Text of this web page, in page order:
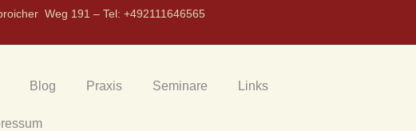
Weg 191 – Tel: +492111646565
Blog Praxis Seminare Links